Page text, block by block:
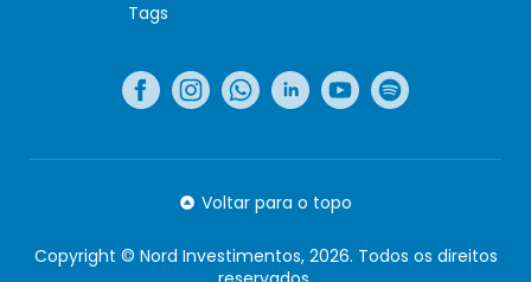
Tags
Voltar para o topo
Copyright © Nord Investimentos, 2026. Todos os direitos